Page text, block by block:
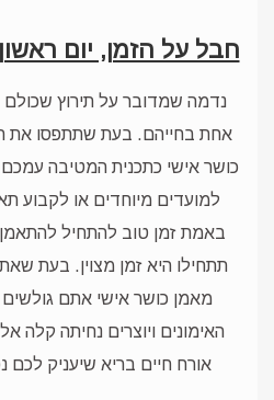
חבל על הזמן, יום
נדמה שמדובר על תירוץ
אחת בחייהם. בעת שתתפסו את
כושר אישי כתכנית המטיבה
למועדים מיוחדים או לקבוע
באמת זמן טוב להתחיל
תתחילו היא זמן מצוין. בעת
מאמן כושר אישי אתם
האימונים ויוצרים נחיתה
אורח חיים בריא שיעניק לכם